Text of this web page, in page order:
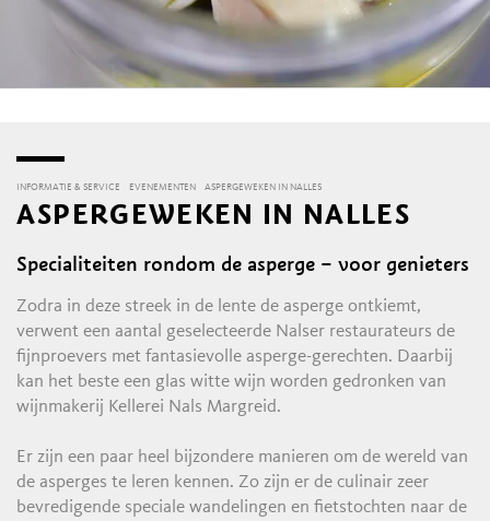
INFORMATIE & SERVICE EVENEMENTEN ASPERGEWEKEN IN NALLES
ASPERGEWEKEN IN NALLES
Specialiteiten rondom de asperge – voor genieters
Zodra in deze streek in de lente de asperge ontkiemt,
verwent een aantal geselecteerde Nalser restaurateurs de
fijnproevers met fantasievolle asperge-gerechten. Daarbij
kan het beste een glas witte wijn worden gedronken van
wijnmakerij Kellerei Nals Margreid.
Er zijn een paar heel bijzondere manieren om de wereld van
de asperges te leren kennen. Zo zijn er de culinair zeer
bevredigende speciale wandelingen en fietstochten naar de